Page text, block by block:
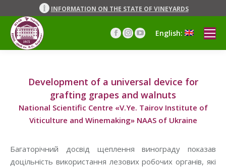
INFORMATION ON THE STATE OF VINEYARDS
Facebook
page
new
window
Instagram
page
new
window
YouTube
page
new
window
English:
Development of a universal device for
grafting grapes and walnuts
National Scientific Centre «V.Ye. Tairov Institute of
Viticulture and Winemaking» NAAS of Ukraine
Багаторічний досвід щеплення винограду показав
доцільність використання лезових робочих органів, які